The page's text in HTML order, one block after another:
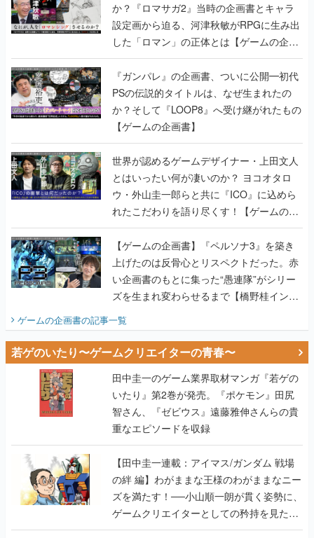
か？『ロマサガ2』当時の企画書とキャラ
設定画から迫る、河津秋敏がRPGに生み出
した「ロマン」の正体とは【ゲームの企画
書】
『ガンパレ』の企画書、ついに公開━初代
PSの伝説的タイトルは、なぜ生まれたの
か？そして『LOOP8』へ受け継がれたもの
【ゲームの企画書】
世界が認めるゲームデザイナー・上田文人
とはいったい何が凄いのか？ ヨコオタロ
ウ・外山圭一郎らと共に『ICO』に込めら
れたこだわりを語り尽くす！【ゲームの企
画書】
【ゲームの企画書】『ペルソナ3』を築き
上げたのは反骨心とリスペクトだった。赤
い企画書のもとに集った“愚連隊”がシリー
ズを生まれ変わらせるまで【橋野桂インタ
ビュー】
ゲームの企画書の記事一覧
若ゲのいたり〜ゲームクリエイターの青春〜
田中圭一のゲーム業界取材マンガ『若ゲの
いたり』第2巻が発売。『ポケモン』田尻
智さん、『ゼビウス』遠藤雅伸さんらの貴
重なエピソードを収録
【田中圭一連載：アイマス/ガンダム 戦場
の絆 編】わがままな王様のわがままなニー
ズを満たす！──小山順一朗が貫く姿勢に、
ゲームクリエイターとしての矜持を見た
【若ゲのいたり最終回】